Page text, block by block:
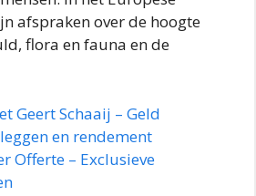
afspraken over de hoogte
flora en fauna en de
Geert Schaaij – Geld
en rendement
Offerte – Exclusieve